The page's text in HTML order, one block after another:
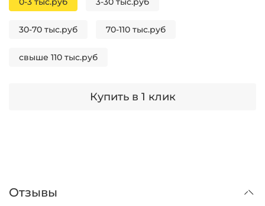
Купить в 1 клик
30-70 тыс.руб 70-110 тыс.руб
свыше 110 тыс.руб
Отзывы